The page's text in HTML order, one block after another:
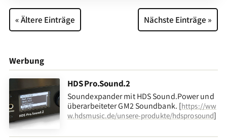
« Ältere Einträge Nächste Einträge »
Werbung
HDS Pro.Sound.2
Soundexpander mit HDS Sound.Power und
überarbeiteter GM2 Soundbank. [https://ww
w.hdsmusic.de/unsere-produkte/hdsprosound]